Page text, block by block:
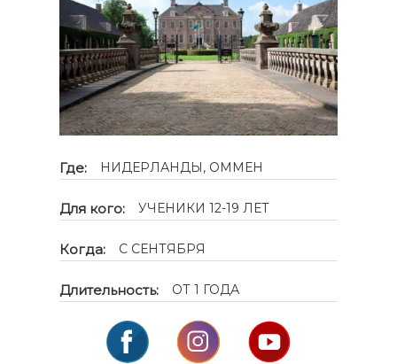
Где: НИДЕРЛАНДЫ, ОММЕН
Для кого: УЧЕНИКИ 12-19 ЛЕТ
Когда: С СЕНТЯБРЯ
Длительность: ОТ 1 ГОДА